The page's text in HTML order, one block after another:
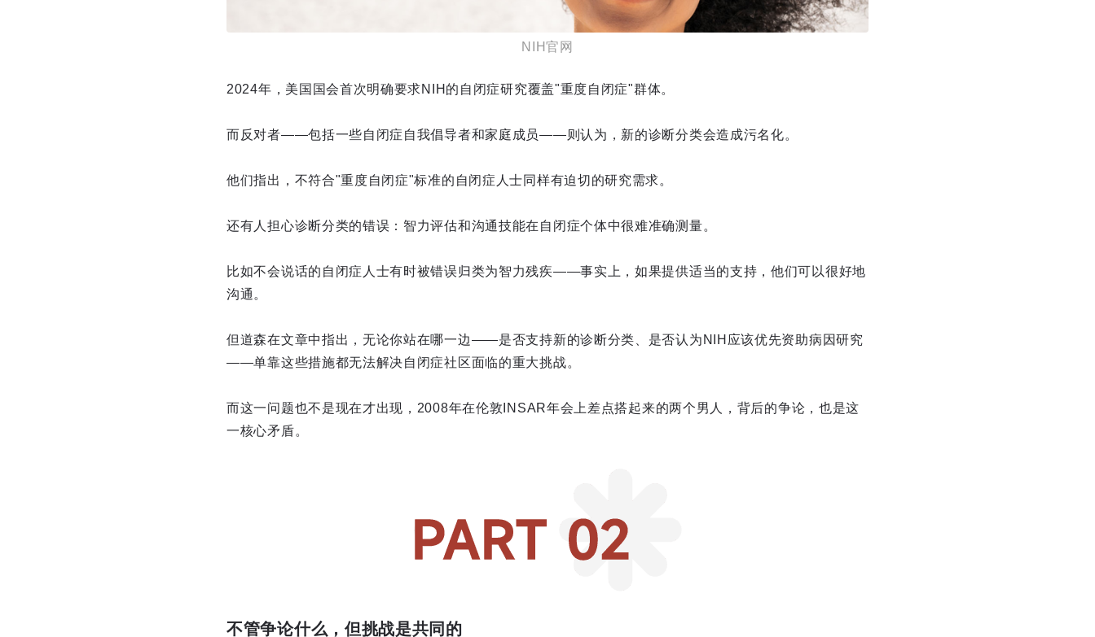
NIH官网
2024年，美国国会首次明确要求NIH的自闭症研究覆盖"重度自闭症"群体。
而反对者——包括一些自闭症自我倡导者和家庭成员——则认为，新的诊断分类会造成污名化。
他们指出，不符合"重度自闭症"标准的自闭症人士同样有迫切的研究需求。
还有人担心诊断分类的错误：智力评估和沟通技能在自闭症个体中很难准确测量。
比如不会说话的自闭症人士有时被错误归类为智力残疾——事实上，如果提供适当的支持，他们可以很好地
沟通。
但道森在文章中指出，无论你站在哪一边——是否支持新的诊断分类、是否认为NIH应该优先资助病因研究
——单靠这些措施都无法解决自闭症社区面临的重大挑战。
而这一问题也不是现在才出现，2008年在伦敦INSAR年会上差点搭起来的两个男人，背后的争论，也是这
一核心矛盾。
不管争论什么，但挑战是共同的